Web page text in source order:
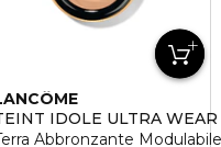
IDOLE ULTRA WEAR
Abbronzante